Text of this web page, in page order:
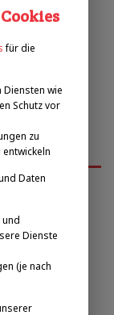
für die
wie
Schutz vor
zu
Daten
Dienste
(je nach